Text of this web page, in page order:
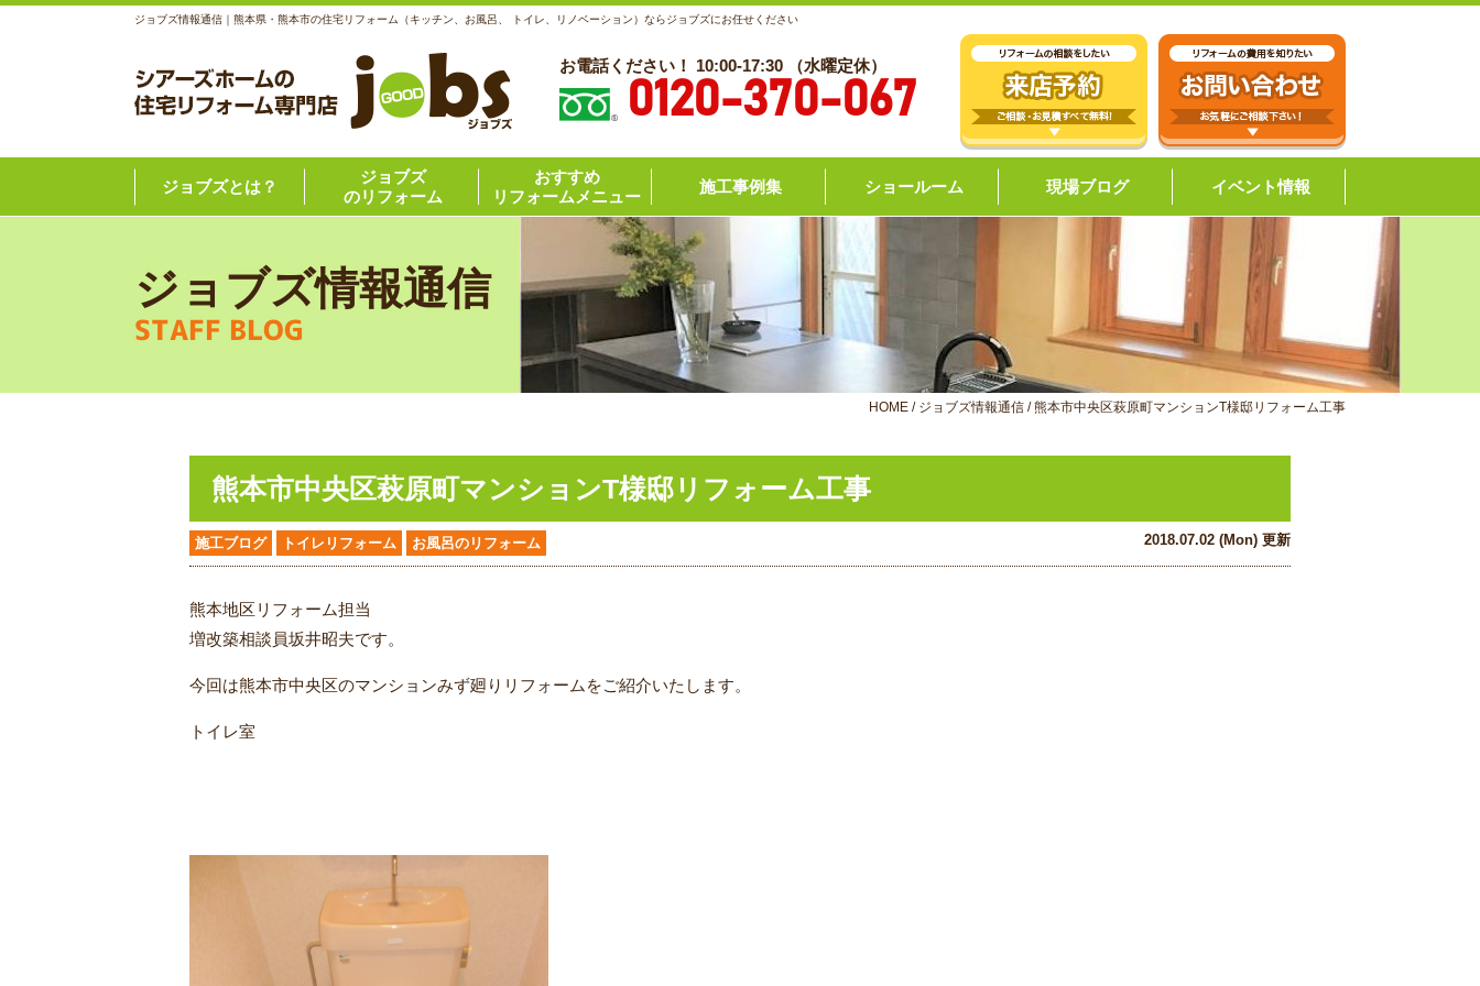
ジョブズ情報通信｜熊本県・熊本市の住宅リフォーム（キッチン、お風呂、 トイレ、リノベーション）ならジョブズにお任せください
お電話ください！ 10:00-17:30 （水曜定休）
0120-370-067
ジョブズとは？
ジョブズ
のリフォーム
おすすめ
リフォームメニュー
施工事例集 ショールーム 現場ブログ イベント情報
ジョブズ情報通信
STAFF BLOG
HOME / ジョブズ情報通信 /熊本市中央区萩原町マンションT様邸リフォーム工事
熊本市中央区萩原町マンションT様邸リフォーム工事
施工ブログ トイレリフォーム お風呂のリフォーム 2018.07.02 (Mon) 更新
熊本地区リフォーム担当
増改築相談員坂井昭夫です。
今回は熊本市中央区のマンションみず廻りリフォームをご紹介いたします。
トイレ室